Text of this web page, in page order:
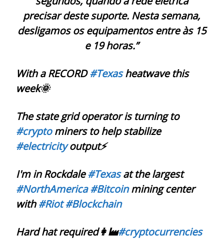
precisar deste suporte. Nesta semana,
desligamos os equipamentos entre às 15
e 19 horas.”
With a RECORD#Texasheatwave this
week🌞
The state grid operator is turning to
#cryptominers to help stabilize
#electricityoutput⚡️
I'm in Rockdale#Texasat the largest
#NorthAmerica #Bitcoinmining center
with#Riot #Blockchain
Hard hat required👩‍🏭#cryptocurrencies